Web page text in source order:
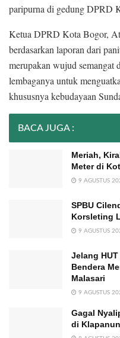
paripurna di gedung DPRD
Ketua DPRD Kota Bogor,
berdasarkan laporan dari
merupakan wujud semangat
lembaganya untuk
khususnya kebudayaan
BACA JUGA :
Meriah,
Meter di
9 AGUSTUS
SPBU
Korsleting
9 AGUSTUS
Jelang
Bendera
Malasari
9 AGUSTUS
Gagal
di